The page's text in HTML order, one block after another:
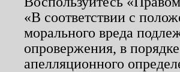
«В соответствии с
морального вреда
опровержения, в
апелляционного